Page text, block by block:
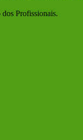
dos Profissionais.